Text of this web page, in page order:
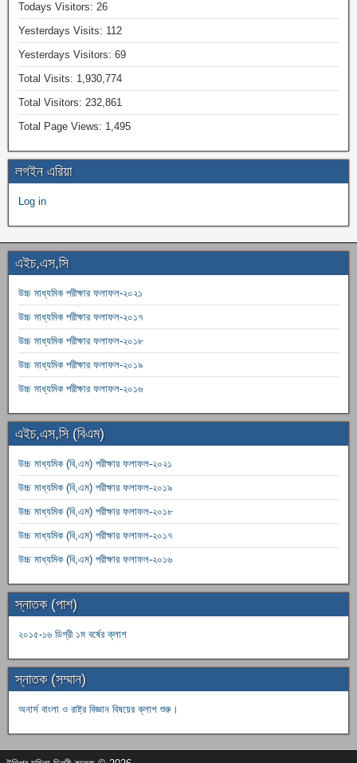
Todays Visitors: 26
Yesterdays Visits: 112
Yesterdays Visitors: 69
Total Visits: 1,930,774
Total Visitors: 232,861
Total Page Views: 1,495
লগইন এরিয়া
Log in
এইচ,এস,সি
উচ্চ মাধ্যমিক পরীক্ষার ফলাফল-২০২১
উচ্চ মাধ্যমিক পরীক্ষার ফলাফল-২০১৭
উচ্চ মাধ্যমিক পরীক্ষার ফলাফল-২০১৮
উচ্চ মাধ্যমিক পরীক্ষার ফলাফল-২০১৯
উচ্চ মাধ্যমিক পরীক্ষার ফলাফল-২০১৬
এইচ,এস,সি (বিএম)
উচ্চ মাধ্যমিক (বি,এম) পরীক্ষার ফলাফল-২০২১
উচ্চ মাধ্যমিক (বি,এম) পরীক্ষার ফলাফল-২০১৯
উচ্চ মাধ্যমিক (বি,এম) পরীক্ষার ফলাফল-২০১৮
উচ্চ মাধ্যমিক (বি,এম) পরীক্ষার ফলাফল-২০১৭
উচ্চ মাধ্যমিক (বি,এম) পরীক্ষার ফলাফল-২০১৬
স্নাতক (পাশ)
২০১৫-১৬ ডিগ্রী ১ম বর্ষের ক্লাশ
স্নাতক (সম্মান)
অনার্স বাংলা ও রাষ্ট্র বিজ্ঞান বিষয়ের ক্লাশ শুরু।